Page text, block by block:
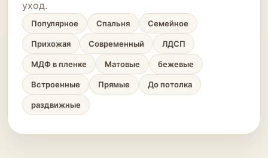
уход.
Популярное Спальня Семейное
Прихожая Современный ЛДСП
МДФ в пленке Матовые бежевые
Встроенные Прямые До потолка
раздвижные